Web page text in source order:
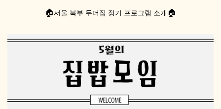
🏠서울 북부 두더집 정기 프로그램 소개 🏠